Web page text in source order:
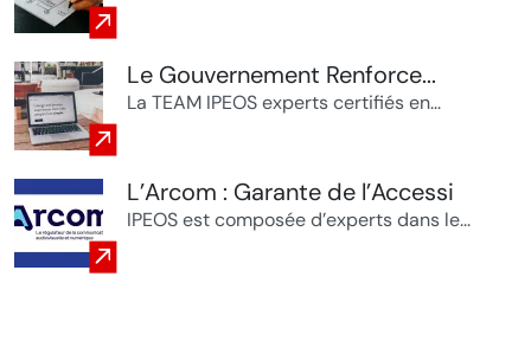
Le Gouvernement Renforce...
La TEAM IPEOS experts certifiés en...
L’Arcom : Garante de l’Accessi
IPEOS est composée d’experts dans le...